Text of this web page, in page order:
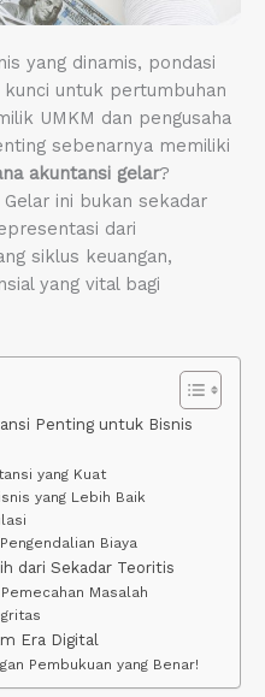
yang dinamis, pondasi
kunci untuk pertumbuhan
UMKM dan pengusaha
sebenarnya memiliki
akuntansi gelar?
ini bukan sekadar
dari
siklus keuangan,
yang vital bagi
Penting untuk Bisnis
yang Kuat
yang Lebih Baik
Biaya
dari Sekadar Teoritis
Masalah
Era Digital
Pembukuan yang Benar!